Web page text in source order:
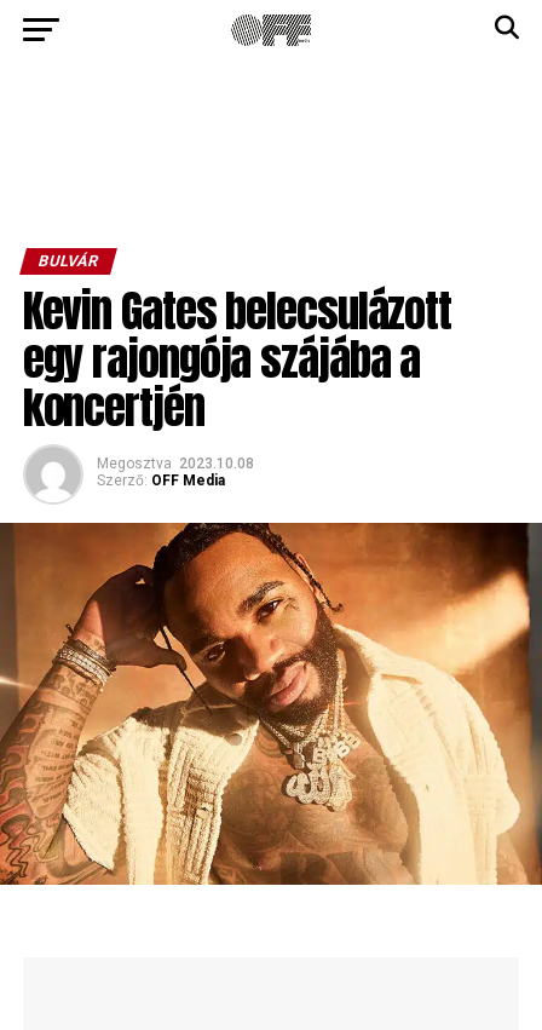
BULVÁR
Kevin Gates belecsulázott
egy rajongója szájába a
koncertjén
Megosztva 2023.10.08
Szerző: OFF Media